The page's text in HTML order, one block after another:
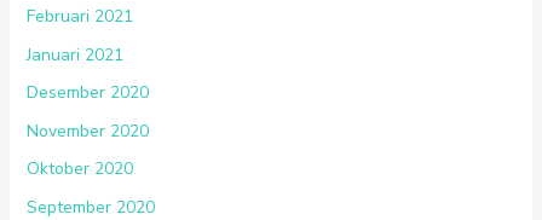
Februari 2021
Januari 2021
Desember 2020
November 2020
Oktober 2020
September 2020